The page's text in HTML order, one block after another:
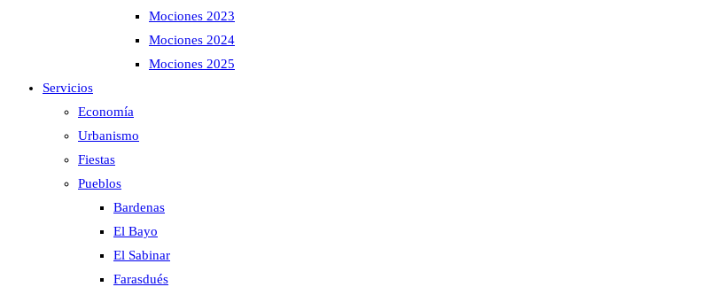
Mociones 2023
Mociones 2024
Mociones 2025
Servicios
Economía
Urbanismo
Fiestas
Pueblos
Bardenas
El Bayo
El Sabinar
Farasdués